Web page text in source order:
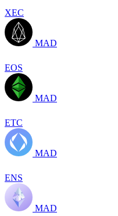
XEC
MAD
EOS
MAD
ETC
MAD
ENS
MAD